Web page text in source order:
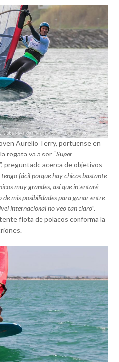
Aurelio Terry, portuense en
regata va a ser “Super
”, preguntado acerca de objetivos
tengo fácil porque hay chicos bastante
muy grandes, así que intentaré
mis posibilidades para ganar entre
internacional no veo tan claro”.
flota de polacos conforma la